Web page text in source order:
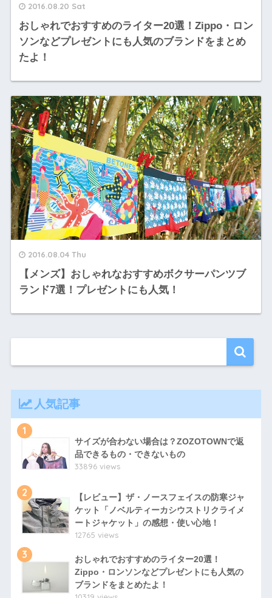
2016.08.20 Sat
おしゃれでおすすめのライター20選！Zippo・ロン
ソンなどプレゼントにも人気のブランドをまとめ
たよ！
2016.08.04 Thu
【メンズ】おしゃれなおすすめボクサーパンツブ
ランド7選！プレゼントにも人気！
人気記事
1
サイズが合わない場合は？ZOZOTOWNで返
品できるもの・できないもの
33896 views
2
【レビュー】ザ・ノースフェイスの防寒ジャ
ケット「ノベルティーカシウストリクライメ
ートジャケット」の感想・使い心地！
12765 views
3
おしゃれでおすすめのライター20選！
Zippo・ロンソンなどプレゼントにも人気の
ブランドをまとめたよ！